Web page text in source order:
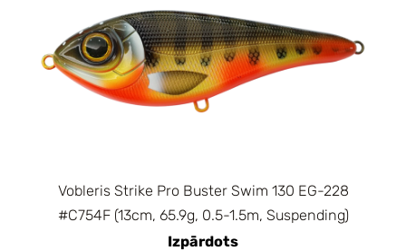
Vobleris Strike Pro Buster Swim 130 EG-228
#C754F (13cm, 65.9g, 0.5-1.5m, Suspending)
Izpārdots